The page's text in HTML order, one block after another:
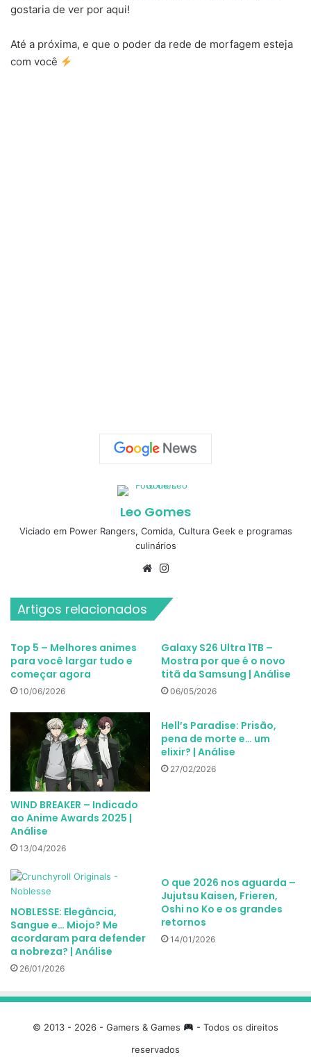
gostaria de ver por aqui!
Até a próxima, e que o poder da rede de morfagem esteja
com você
Leo Gomes
Viciado em Power Rangers, Comida, Cultura Geek e programas
culinários
Website
Artigos relacionados
Top 5 – Melhores animes
para você largar tudo e
começar agora
10/06/2026
Galaxy S26 Ultra 1TB –
Mostra por que é o novo
titã da Samsung | Análise
06/05/2026
​WIND BREAKER – Indicado
ao Anime Awards 2025 |
Análise
13/04/2026
Hell’s Paradise: Prisão,
pena de morte e… um
elixir? | Análise
27/02/2026
NOBLESSE: Elegância,
Sangue e… Miojo? Me
acordaram para defender
a nobreza? | Análise
26/01/2026
O que 2026 nos aguarda –
Jujutsu Kaisen, Frieren,
Oshi no Ko e os grandes
retornos
14/01/2026
© 2013 - 2026 - Gamers & Games
- Todos os direitos
reservados